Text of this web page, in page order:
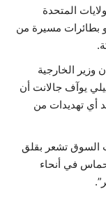
المتحدة
بطائرات مسيرة من
وزير الخارجية
يوآف جالانت أن
أي تهديدات من
السوق تشعر بقلق
في أنحاء